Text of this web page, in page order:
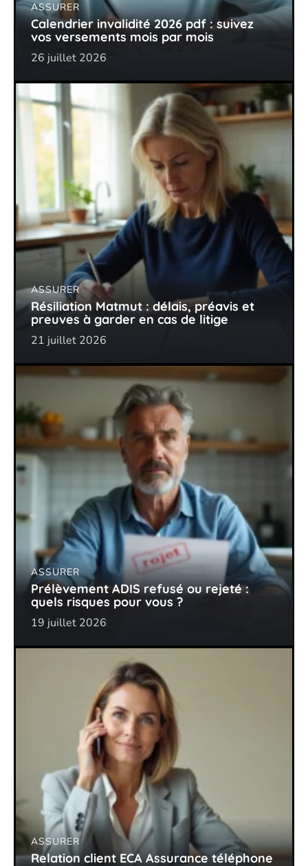
ASSURER
Calendrier invalidité 2026 pdf : suivez
vos versements mois par mois
26 juillet 2026
ASSURER
Résiliation Matmut : délais, préavis et
preuves à garder en cas de litige
21 juillet 2026
ASSURER
Prélèvement ADIS refusé ou rejeté :
quels risques pour vous ?
19 juillet 2026
ASSURER
Relation client ECA Assurance téléphone